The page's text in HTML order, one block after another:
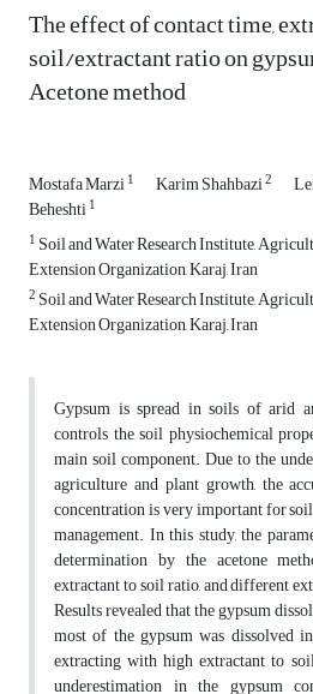
The effect of contact time,
soil/extractant ratio on
Acetone method
Mostafa Marzi1 Karim Shahbazi2
Beheshti1
1 Soil and Water Research Institute,
Extension Organization, Karaj, Iran
2 Soil and Water Research Institute,
Extension Organization, Karaj, Iran
Gypsum is spread in soils of arid
controls the soil physiochemical
main soil component. Due to the
agriculture and plant growth, the
concentration is very important for
management. In this study, the
determination by the acetone
extractant to soil ratio, and different
Results revealed that the gypsum
most of the gypsum was dissolved
extracting with high extractant to
underestimation in the gypsum